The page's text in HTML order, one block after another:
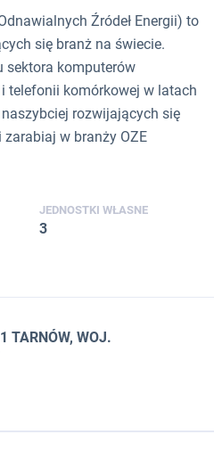
Źródeł Energii) to
się branż na świecie.
sektora komputerów
telefonii komórkowej w latach
rozwijających się
w branży OZE
JEDNOSTKI WŁASNE
3
TARNÓW, WOJ.